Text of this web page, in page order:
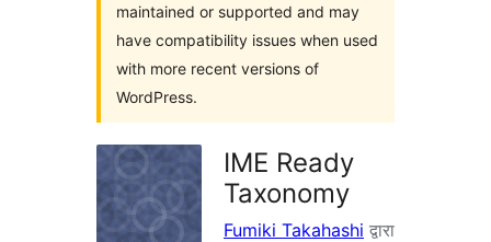
maintained or supported and may
have compatibility issues when used
with more recent versions of
WordPress.
IME Ready
Taxonomy
Fumiki Takahashi द्वारा